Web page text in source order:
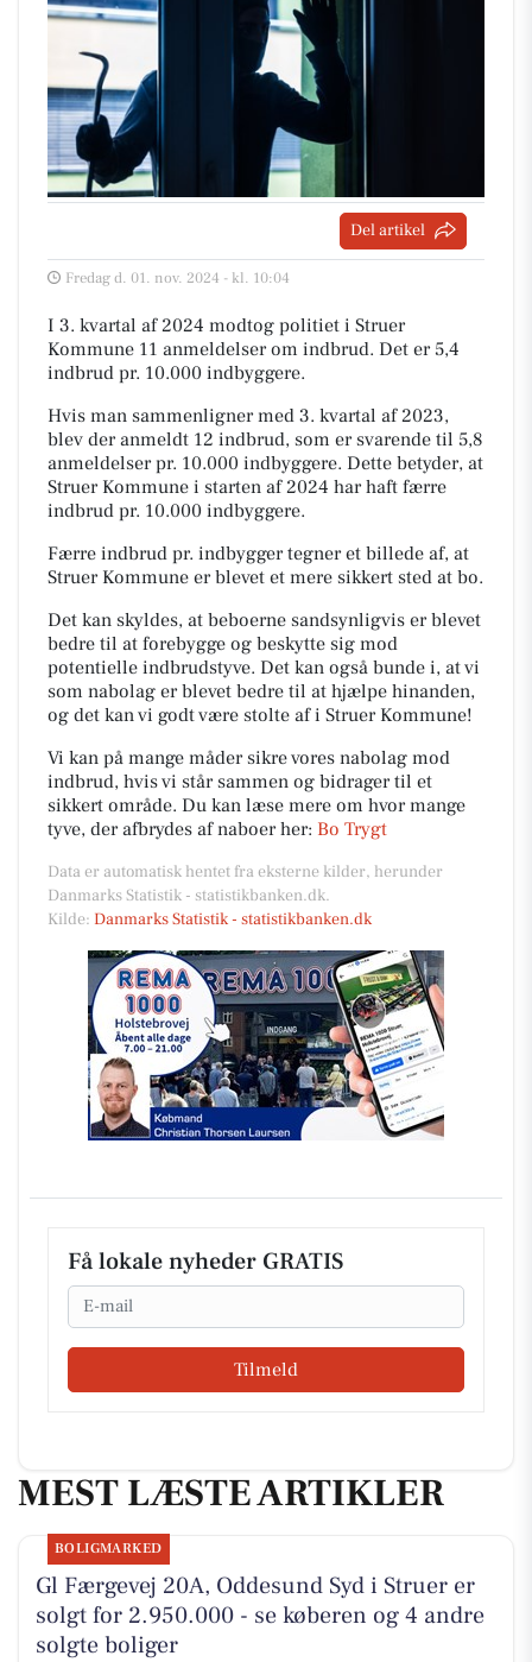
Del artikel
Fredag d. 01. nov. 2024 - kl. 10:04
I 3. kvartal af 2024 modtog politiet i Struer
Kommune 11 anmeldelser om indbrud. Det er 5,4
indbrud pr. 10.000 indbyggere.
Hvis man sammenligner med 3. kvartal af 2023,
blev der anmeldt 12 indbrud, som er svarende til 5,8
anmeldelser pr. 10.000 indbyggere. Dette betyder, at
Struer Kommune i starten af 2024 har haft færre
indbrud pr. 10.000 indbyggere.
Færre indbrud pr. indbygger tegner et billede af, at
Struer Kommune er blevet et mere sikkert sted at bo.
Det kan skyldes, at beboerne sandsynligvis er blevet
bedre til at forebygge og beskytte sig mod
potentielle indbrudstyve. Det kan også bunde i, at vi
som nabolag er blevet bedre til at hjælpe hinanden,
og det kan vi godt være stolte af i Struer Kommune!
Vi kan på mange måder sikre vores nabolag mod
indbrud, hvis vi står sammen og bidrager til et
sikkert område. Du kan læse mere om hvor mange
tyve, der afbrydes af naboer her: Bo Trygt
Data er automatisk hentet fra eksterne kilder, herunder
Danmarks Statistik - statistikbanken.dk.
Kilde: Danmarks Statistik - statistikbanken.dk
Få lokale nyheder GRATIS
Email
Tilmeld
MEST LÆSTE ARTIKLER
BOLIGMARKED
Gl Færgevej 20A, Oddesund Syd i Struer er
solgt for 2.950.000 - se køberen og 4 andre
solgte boliger